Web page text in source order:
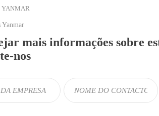
YANMAR
Yanmar
mais informações sobre
nos